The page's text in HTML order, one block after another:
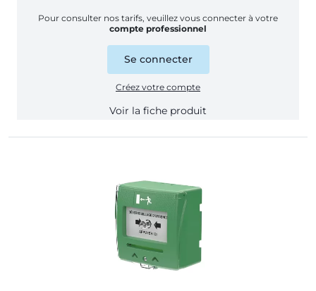
Pour consulter nos tarifs, veuillez vous connecter à votre
compte professionnel
Se connecter
Créez votre compte
Voir la fiche produit